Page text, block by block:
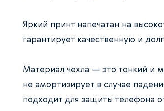
Яркий принт напечатан на
гарантирует качественную и
Материал чехла — это тонкий и
не амортизирует в случае
подходит для защиты телефона